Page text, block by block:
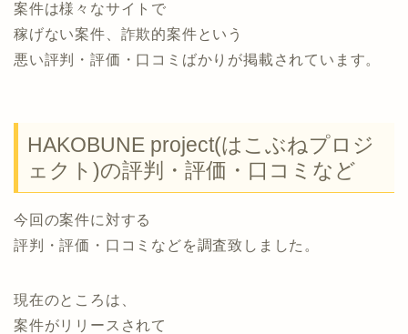
案件は様々なサイトで
稼げない案件、詐欺的案件という
悪い評判・評価・口コミばかりが掲載されています。
HAKOBUNE project(はこぶねプロジ
ェクト)の評判・評価・口コミなど
今回の案件に対する
評判・評価・口コミなどを調査致しました。
現在のところは、
案件がリリースされて